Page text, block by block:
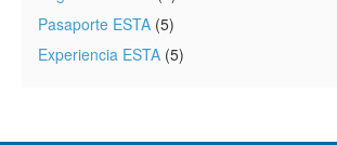
Pasaporte ESTA (5)
Experiencia ESTA (5)